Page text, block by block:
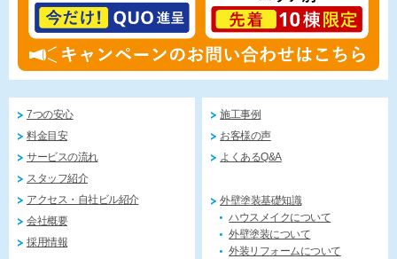
7つの安心
料金目安
サービスの流れ
スタッフ紹介
アクセス・自社ビル紹介
会社概要
採用情報
施工事例
お客様の声
よくあるQ&A
外壁塗装基礎知識
ハウスメイクについて
外壁塗装について
外装リフォームについて